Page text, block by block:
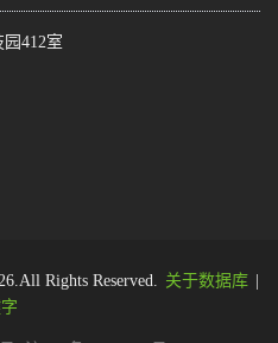
412室
Rights Reserved. 关于数据库